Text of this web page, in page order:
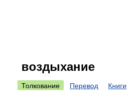
воздыхание
Толкование Перевод Книги